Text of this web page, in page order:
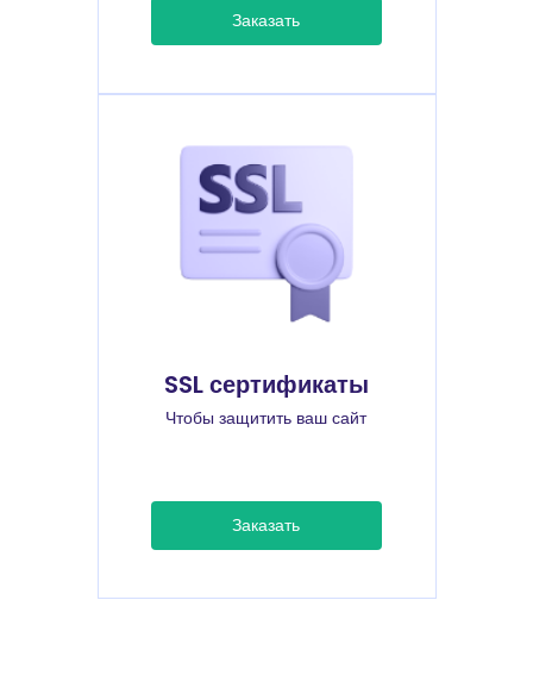
Заказать
SSL сертификаты
Чтобы защитить ваш сайт
Заказать